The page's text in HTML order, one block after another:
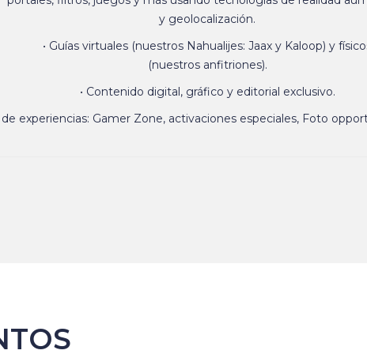
y geolocalización.
• Guías virtuales (nuestros Nahualijes: Jaax y Kaloop) y
(nuestros anfitriones).
• Contenido digital, gráfico y editorial exclusivo.
de experiencias: Gamer Zone, activaciones especiales, Foto